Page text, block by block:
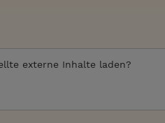
externe Inhalte laden?